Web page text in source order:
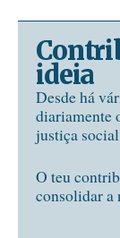
ideia
Desde há
diariamente
justiça
O teu
consolidar a